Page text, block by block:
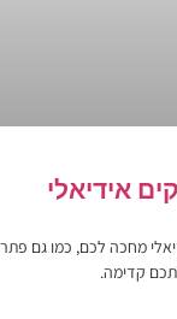
אידיאלי
מחכה לכם, כמו גם
קדימה.